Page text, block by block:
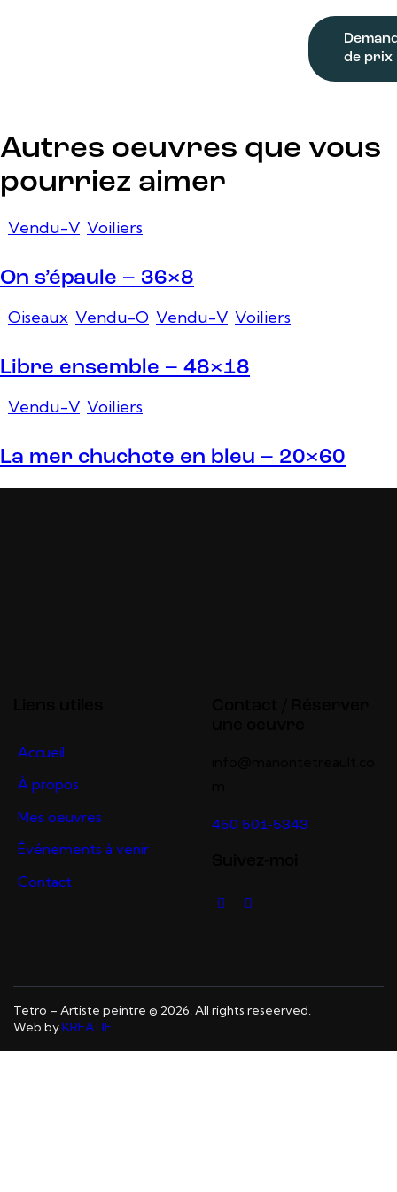
de prix
Autres oeuvres que vous
pourriez aimer
Vendu-V Voiliers
On s’épaule – 36×8
Oiseaux Vendu-O Vendu-V Voiliers
Libre ensemble – 48×18
Vendu-V Voiliers
La mer chuchote en bleu – 20×60
Accueil
À propos
Mes oeuvres
Événements à venir
Contact
450 501-5343
Tetro – Artiste peintre © 2026. All rights reseerved.
Web byKRÉATIF